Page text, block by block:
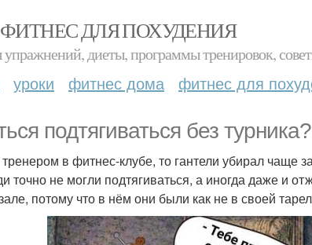
ФИТНЕС ДЛЯ ПОХУДЕНИЯ
диеты, программы тренировок,
уроки фитнес дома фитнес для
подтягиваться без турника?
тренером в фитнес-клубе, то гантели убирал чаще
точно не могли подтягиваться, а иногда даже и
потому что в нём они были как не в своей